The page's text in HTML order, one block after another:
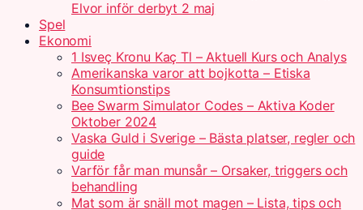
Elvor inför derbyt 2 maj
Spel
Ekonomi
1 Isveç Kronu Kaç Tl – Aktuell Kurs och Analys
Amerikanska varor att bojkotta – Etiska
Konsumtionstips
Bee Swarm Simulator Codes – Aktiva Koder
Oktober 2024
Vaska Guld i Sverige – Bästa platser, regler och
guide
Varför får man munsår – Orsaker, triggers och
behandling
Mat som är snäll mot magen – Lista, tips och